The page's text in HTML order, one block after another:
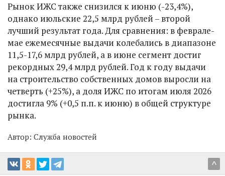
Рынок ИЖС также снизился к июню (-23,4%),
однако июльские 22,5 млрд рублей – второй
лучший результат года. Для сравнения: в феврале-
мае ежемесячные выдачи колебались в диапазоне
11,5-17,6 млрд рублей, а в июне сегмент достиг
рекордных 29,4 млрд рублей. Год к году выдачи
на строительство собственных домов выросли на
четверть (+25%), а доля ИЖС по итогам июля 2026
достигла 9% (+0,5 п.п. к июню) в общей структуре
рынка.
Автор: Служба новостей
^